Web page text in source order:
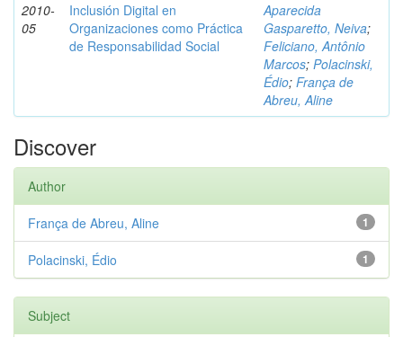
2010-
05
Inclusión Digital en
Organizaciones como Práctica
de Responsabilidad Social
Aparecida
Gasparetto, Neiva;
Feliciano, Antônio
Marcos; Polacinski,
Édio; França de
Abreu, Aline
Discover
Author
1
França de Abreu, Aline
1
Polacinski, Édio
Subject